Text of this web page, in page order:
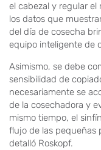
el cabezal y regular
los datos que
del día de cosecha
equipo inteligente de
Asimismo, se debe
sensibilidad de
necesariamente se
de la cosechadora y
mismo tiempo, el
flujo de las pequeñas
detalló Roskopf.